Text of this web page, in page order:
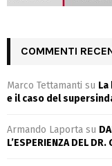
COMMENTI
Marco Tettamanti su
e il caso del
Armando Laporta su
L’ESPERIENZA DEL DR.